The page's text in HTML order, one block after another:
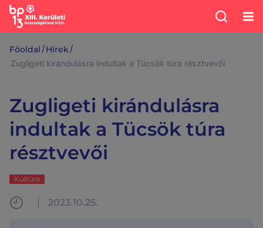
Főoldal /Hírek /
Zugligeti kirándulásra indultak a Tücsök túra résztvevői
Zugligeti kirándulásra
indultak a Tücsök túra
résztvevői
Kultúra
2023.10.25.